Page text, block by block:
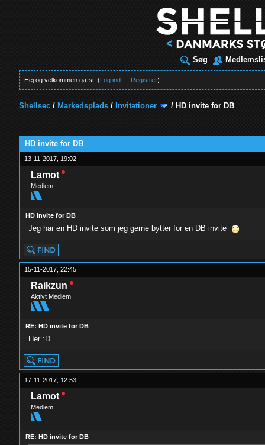
Søg
Hej og velkommen gæst! (Log ind — Registrer)
Shellsec / Markedsplads / Invitationer / HD invite for DB
HD invite for DB
13-11-2017, 19:02
Lamot
Medlem
HD invite for DB
Jeg har en HD invite som jeg gerne bytter for en DB invite
15-11-2017, 22:45
Raikzun
Aktivt Medlem
RE: HD invite for DB
Her :D
17-11-2017, 12:53
Lamot
Medlem
RE: HD invite for DB